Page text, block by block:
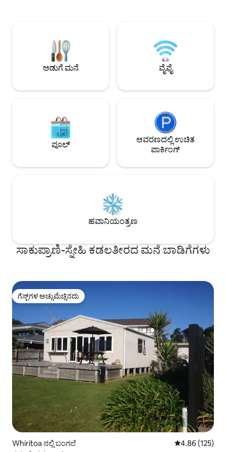
ಕೊರೊಮಂಡೆಲ್ ವೆಸ್ಟ್ ಕೋಸ್ಟ್ ಅನ್ನು ಅನ್ವೇಷಿಸಲು
ಅಥವಾ ಕೇವಲ ಆರಾಮವಾಗಿ ಕುಳಿತು ಉತ್ತಮ
ಪುಸ್ತಕದೊಂದಿಗೆ ವಿಶ್ರಾಂತಿ ಪಡೆಯಲು ಮತ್ತು ಭವ್ಯವಾದ
ಪಶ್ಚಿಮ ಕರಾವಳಿಯ ಸೂರ್ಯಾಸ್ತಗಳನ್ನು ಆನಂದಿಸಲು
ಓಪನ್-ಪ್ಲಾನ್ ಲಿವಿಂಗ್
ನಿಧಾನಗತಿಯಿಂದಿರಲು
ಅತ್ಯುತ್ತಮ
ಸ್ಥಳವಾಗಿದೆ.
ಅಡುಗೆ ಮನೆ ವೈಫೈ
ಪೂಲ್
ಆವರಣದಲ್ಲಿ ಉಚಿತ
ಪಾರ್ಕಿಂಗ್
ಹವಾನಿಯಂತ್ರಣ
ಸಾಕುಪ್ರಾಣಿ-ಸ್ನೇಹಿ ಕಡಲತೀರದ ಮನೆ ಬಾಡಿಗೆಗಳು
ಗೆಸ್ಟ್‌ಗಳ ಅಚ್ಚುಮೆಚ್ಚಿನದು
ಗೆಸ್ಟ್‌ಗಳ ಅಚ್ಚುಮೆಚ್ಚಿನದು
Whiritoa ನಲ್ಲಿ ಬಂಗಲೆ 5 ರಲ್ಲಿ 4.86
4.86 (125)